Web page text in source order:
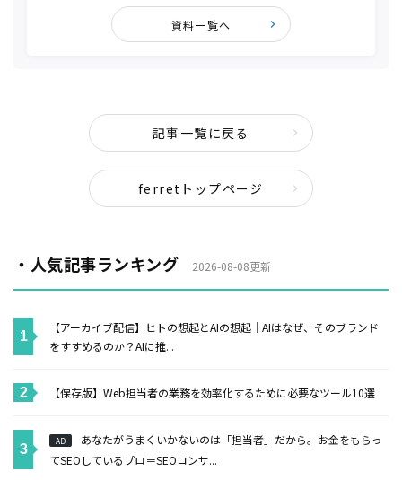
資料一覧へ
記事一覧に戻る
ferretトップページ
・人気記事ランキング 2026-08-08更新
【アーカイブ配信】ヒトの想起とAIの想起｜AIはなぜ、そのブランド
をすすめるのか？AIに推...
【保存版】Web担当者の業務を効率化するために必要なツール10選
AD
あなたがうまくいかないのは「担当者」だから。お金をもらっ
てSEOしているプロ＝SEOコンサ...